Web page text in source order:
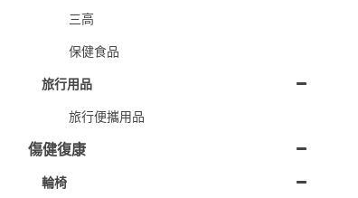
三高
保健食品
旅行用品
旅行便攜用品
傷健復康
輪椅